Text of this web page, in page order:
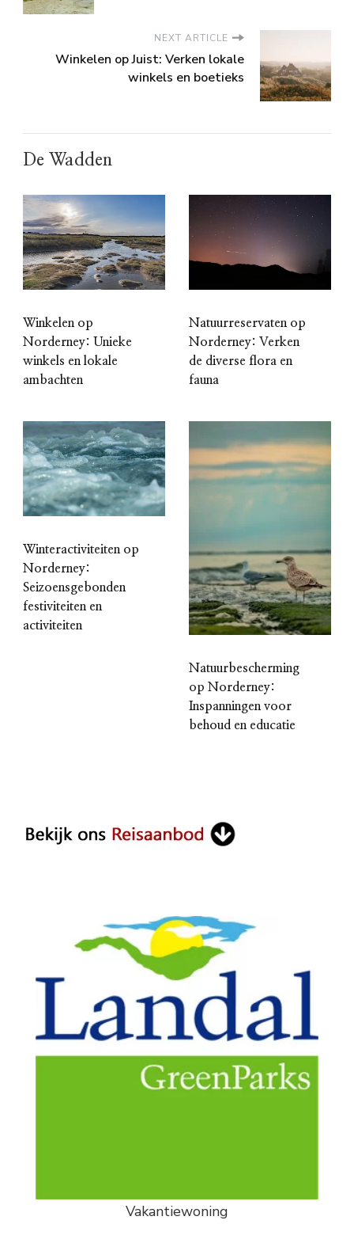
NEXT ARTICLE
Winkelen op Juist: Verken lokale
winkels en boetieks
De Wadden
Winkelen op
Norderney: Unieke
winkels en lokale
ambachten
Natuurreservaten op
Norderney: Verken
de diverse flora en
fauna
Winteractiviteiten op
Norderney:
Seizoensgebonden
festiviteiten en
activiteiten
Natuurbescherming
op Norderney:
Inspanningen voor
behoud en educatie
Vakantiewoning